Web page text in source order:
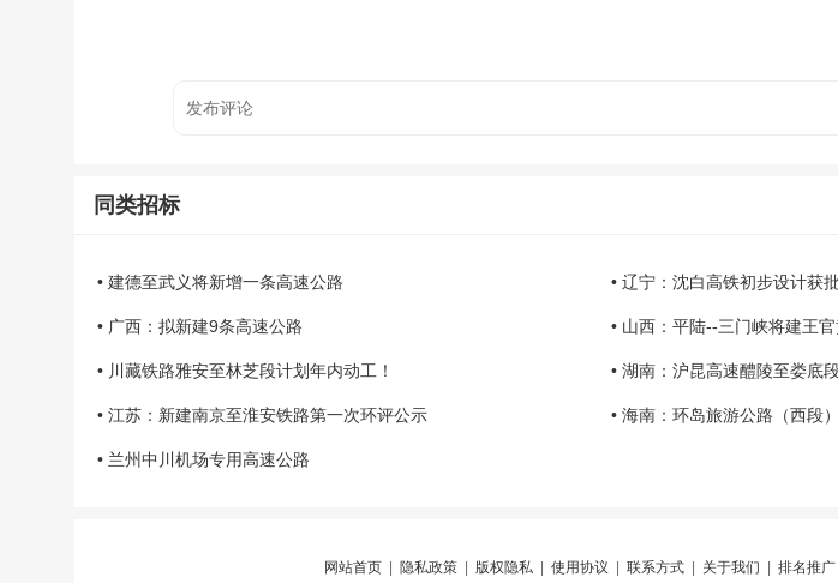
同类招标
• 建德至武义将新增一条高速公路 • 辽宁：沈白高铁初步设计获
• 广西：拟新建9条高速公路 • 山西：平陆--三门峡将建王
• 川藏铁路雅安至林芝段计划年内动工！ • 湖南：沪昆高速醴陵至娄底
• 江苏：新建南京至淮安铁路第一次环评公示 • 海南：环岛旅游公路（西段
• 兰州中川机场专用高速公路
网站首页 隐私政策 版权隐私 使用协议 联系方式 关于我们 排名推广